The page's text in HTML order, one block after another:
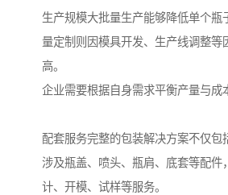
生产规模大批量生产能够降低单个瓶
量定制则因模具开发、生产线调整等
高。
企业需要根据自身需求平衡产量与成
配套服务完整的包装解决方案不仅包
涉及瓶盖、喷头、瓶肩、底套等配件
计、开模、试样等服务。